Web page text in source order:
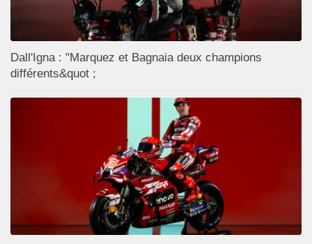
Dall'Igna : "Marquez et Bagnaia deux champions
différents&quot ;